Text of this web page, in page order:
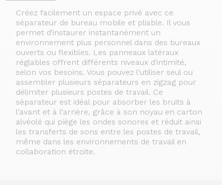
Créez facilement un espace privé avec ce
séparateur de bureau mobile et pliable. Il vous
permet d'instaurer instantanément un
environnement plus personnel dans des bureaux
ouverts ou flexibles. Les panneaux latéraux
réglables offrent différents niveaux d'intimité,
selon vos besoins. Vous pouvez l'utiliser seul ou
assembler plusieurs séparateurs en zigzag pour
délimiter plusieurs postes de travail. Ce
séparateur est idéal pour absorber les bruits à
l'avant et à l'arrière, grâce à son noyau en carton
alvéolé qui piège les ondes sonores et réduit ainsi
les transferts de sons entre les postes de travail,
même dans les environnements de travail en
collaboration étroite.